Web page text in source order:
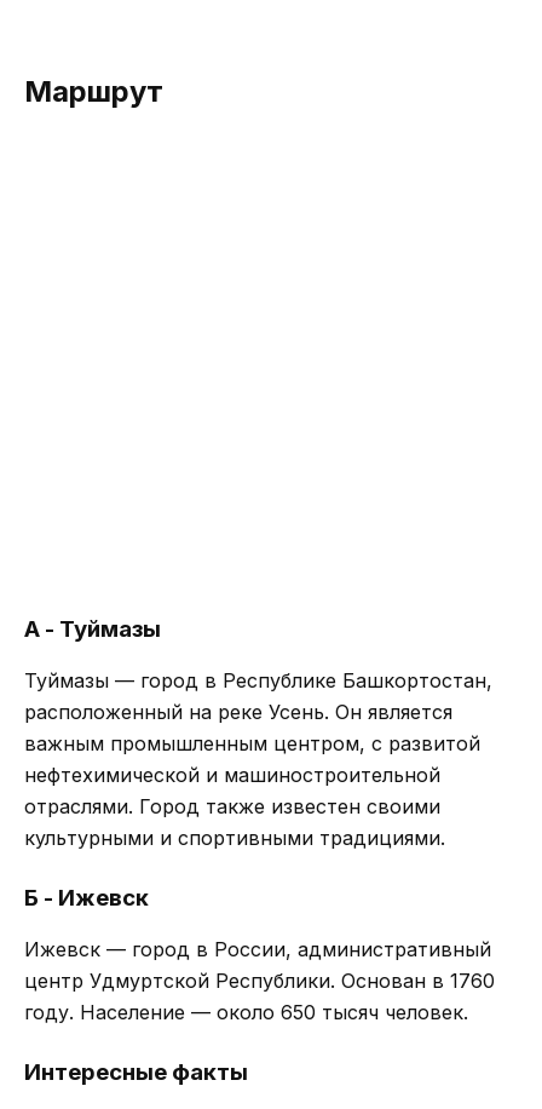
Маршрут
А - Туймазы
Туймазы — город в Республике Башкортостан,
расположенный на реке Усень. Он является
важным промышленным центром, с развитой
нефтехимической и машиностроительной
отраслями. Город также известен своими
культурными и спортивными традициями.
Б - Ижевск
Ижевск — город в России, административный
центр Удмуртской Республики. Основан в 1760
году. Население — около 650 тысяч человек.
Интересные факты